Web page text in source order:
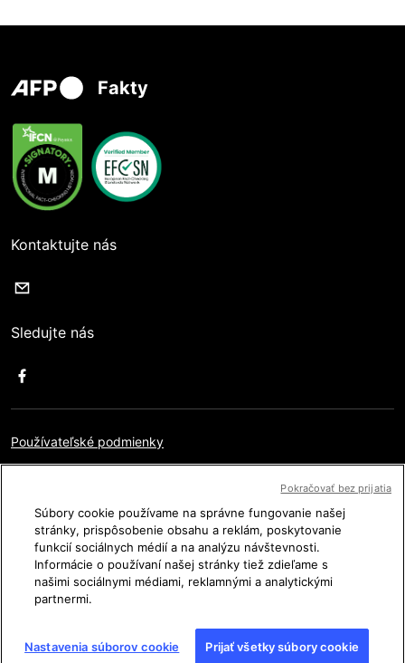
Fakty
Kontaktujte nás
Sledujte nás
Používateľské podmienky
Právne údaje
Nastavenia Cookies
Mapa stránky
Používatelia majú prístup k týmto webovým stránkam a môžu
Súbory cookie používame na správne fungovanie našej
stránky, prispôsobenie obsahu a reklám, poskytovanie
funkcií sociálnych médií a na analýzu návštevnosti.
Informácie o používaní našej stránky tiež zdieľame s
našimi sociálnymi médiami, reklamnými a analytickými
partnermi.
Nastavenia súborov cookie Prijať všetky súbory cookie
Pokračovať bez prijatia